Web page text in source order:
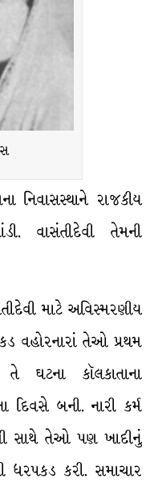
નિવાસસ્થાને રાજકીય
વાસંતીદેવી તેમની
માટે અવિસ્મરણીય
વહોરનારાં તેઓ પ્રથમ
ઘટના કૉલકાતાના
દિવસે બની. નારી કર્મ
સાથે તેઓ પણ ખાદીનું
ધરપકડ કરી. સમાચાર